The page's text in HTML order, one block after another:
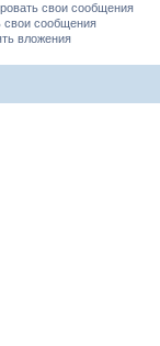
свои сообщения
свои сообщения
вложения